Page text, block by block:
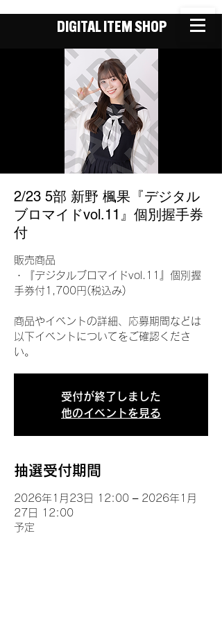
DIGITAL ITEM SHOP
2/23 5部 新野 楓果『デジタル
ブロマイドvol.11』個別握手券
付
販売商品
・『デジタルブロマイドvol.11』個別握
手券付1,700円(税込み)
商品やイベントの詳細、応募期間などは
以下イベントについてをご確認くださ
い。
受付が終了しました
他のイベントを見る
抽選受付期間
2026年1月23日 12:00 – 2026年1月
27日 12:00
予定